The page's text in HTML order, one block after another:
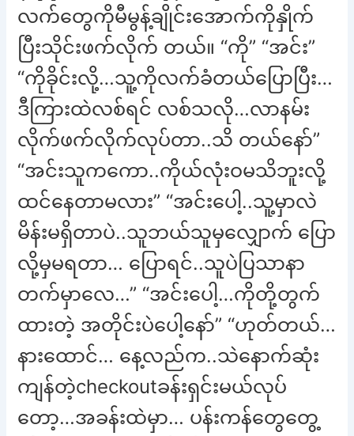
လက်တွေကိုမီမွန့်ချိုင်းအောက်ကိုနှိုက်
ပြီးသိုင်းဖက်လိုက် တယ်။ “ကို” “အင်း”
“ကိုခိုင်းလို့…သူ့ကိုလက်ခံတယ်ပြောပြီး…
ဒီကြားထဲလစ်ရင် လစ်သလို…လာနမ်း
လိုက်ဖက်လိုက်လုပ်တာ..သိ တယ်နော်”
“အင်းသူကကော..ကိုယ်လုံးဝမသိဘူးလို့
ထင်နေတာမလား” “အင်းပေါ့..သူ့မှာလဲ
မိန်းမရှိတာပဲ..သူဘယ်သူမှလျှောက် ပြော
လို့မှမရတာ… ပြောရင်..သူပဲပြသာနာ
တက်မှာလေ…” “အင်းပေါ့…ကိုတို့တွက်
ထားတဲ့ အတိုင်းပဲပေါ့နော်” “ဟုတ်တယ်…
နားထောင်… နေ့လည်က..သဲနောက်ဆုံး
ကျန်တဲ့checkoutခန်းရှင်းမယ်လုပ်
တော့…အခန်းထဲမှာ… ပန်းကန်တွေတွေ့